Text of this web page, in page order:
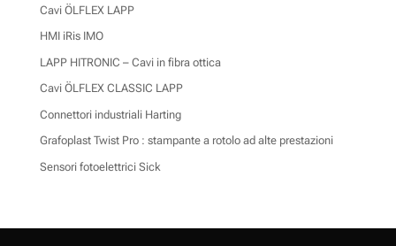
Cavi ÖLFLEX LAPP
HMI iRis IMO
LAPP HITRONIC – Cavi in fibra ottica
Cavi ÖLFLEX CLASSIC LAPP
Connettori industriali Harting
Grafoplast Twist Pro : stampante a rotolo ad alte prestazioni
Sensori fotoelettrici Sick